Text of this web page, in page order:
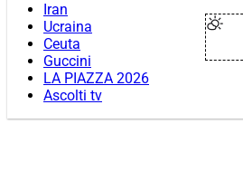
Iran
Ucraina
Ceuta
Guccini
LA PIAZZA 2026
Ascolti tv